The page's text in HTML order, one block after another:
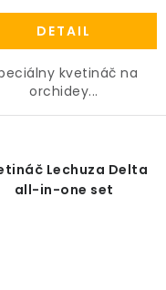
DETAIL
kvetináč na
orchidey...
Lechuza Delta
all-in-one set